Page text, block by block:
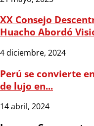
XX Consejo
Huacho Abordó
4 diciembre, 2024
Perú se convierte
de lujo en...
14 abril, 2024